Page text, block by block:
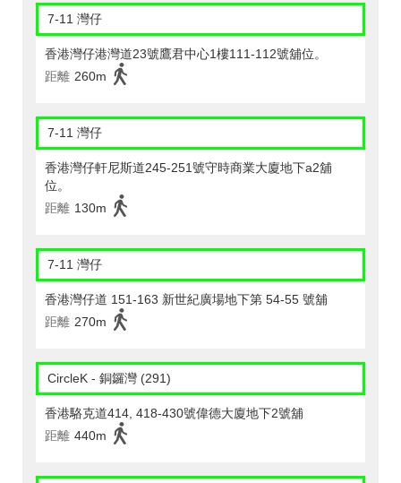
7-11 灣仔
香港灣仔港灣道23號鷹君中心1樓111-112號舖位。
距離 260m
7-11 灣仔
香港灣仔軒尼斯道245-251號守時商業大廈地下a2舖
位。
距離 130m
7-11 灣仔
香港灣仔道 151-163 新世紀廣場地下第 54-55 號舖
距離 270m
CircleK - 銅鑼灣 (291)
香港駱克道414, 418-430號偉德大廈地下2號舖
距離 440m